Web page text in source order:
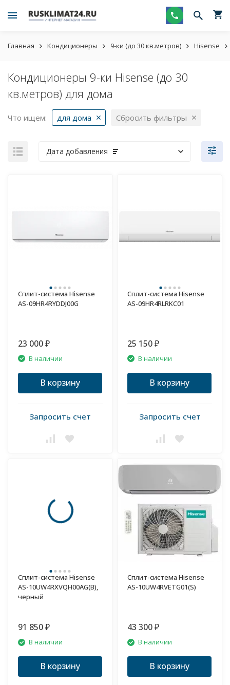
Главная Кондиционеры 9-ки (до 30 кв.метров) Hisense
Кондиционеры 9-ки Hisense (до 30
кв.метров) для дома
Что ищем: для дома Сбросить фильтры
Дата добавления
Сплит-система Hisense
AS-09HR4RYDDJ00G
23 000 ₽
В наличии
В корзину
Запросить счет
Сплит-система Hisense
AS-09HR4RLRKC01
25 150 ₽
В наличии
В корзину
Запросить счет
Сплит-система Hisense
AS-10UW4RXVQH00AG(B),
черный
91 850 ₽
В наличии
В корзину
Сплит-система Hisense
AS-10UW4RVETG01(S)
43 300 ₽
В наличии
В корзину